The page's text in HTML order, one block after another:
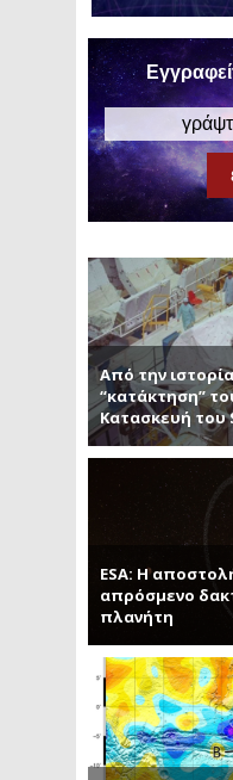
Από την
“κατάκτηση”
Κατασκευή του
ESA: Η
απρόσμενο
πλανήτη